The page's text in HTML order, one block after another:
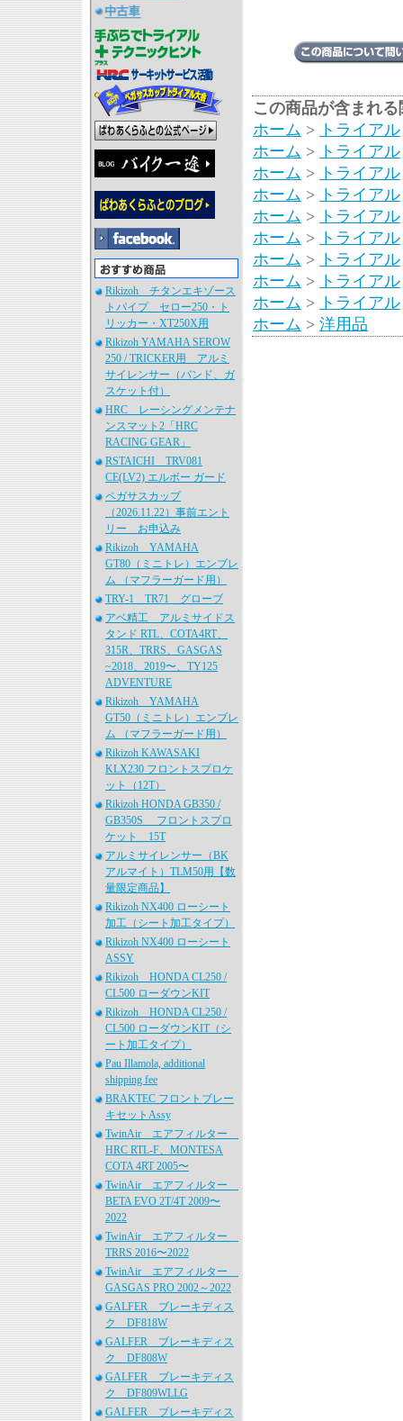
Rikizoh チタンエキゾース
トパイプ セロー250・ト
リッカー・XT250X用
Rikizoh YAMAHA SEROW
250 / TRICKER用 アルミ
サイレンサー（バンド、ガ
スケット付）
HRC レーシングメンテナ
ンスマット2「HRC
RACING GEAR」
RSTAICHI TRV081
CE(LV2) エルボー ガード
ペガサスカップ
（2026.11.22）事前エント
リー お申込み
Rikizoh YAMAHA
GT80（ミニトレ）エンブレ
ム （マフラーガード用）
TRY-1 TR71 グローブ
アベ精工 アルミサイドス
タンド RTL、COTA4RT、
315R、TRRS、GASGAS
~2018、2019〜、TY125
ADVENTURE
Rikizoh YAMAHA
GT50（ミニトレ）エンブレ
ム （マフラーガード用）
Rikizoh KAWASAKI
KLX230 フロントスプロケ
ット（12T）
Rikizoh HONDA GB350 /
GB350S フロントスプロ
ケット 15T
アルミサイレンサー（BK
アルマイト）TLM50用【数
量限定商品】
Rikizoh NX400 ローシート
加工（シート加工タイプ）
Rikizoh NX400 ローシート
ASSY
Rikizoh HONDA CL250 /
CL500 ローダウンKIT
Rikizoh HONDA CL250 /
CL500 ローダウンKIT（シ
ート加工タイプ）
Pau Illamola, additional
shipping fee
BRAKTEC フロントブレー
キセットAssy
TwinAir エアフィルター
HRC RTL-F、MONTESA
COTA 4RT 2005〜
TwinAir エアフィルター
BETA EVO 2T/4T 2009〜
2022
TwinAir エアフィルター
TRRS 2016〜2022
TwinAir エアフィルター
GASGAS PRO 2002～2022
GALFER ブレーキディス
ク DF818W
GALFER ブレーキディス
ク DF808W
GALFER ブレーキディス
ク DF809WLLG
GALFER ブレーキディス
この商品が含まれ
ホーム > トライアル
ホーム > トライアル
ホーム > トライアル
ホーム > トライアル
ホーム > トライアル
ホーム > トライアル
ホーム > トライアル
ホーム > トライアル
ホーム > トライアル
ホーム > 洋用品